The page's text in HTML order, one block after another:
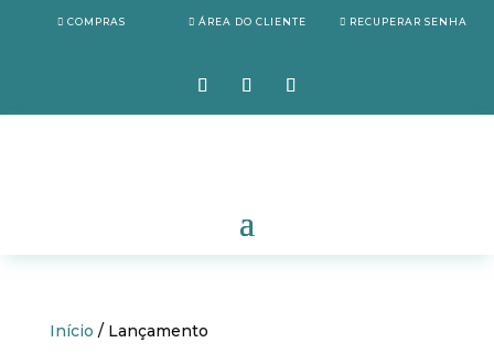
COMPRAS ÁREA DO CLIENTE RECUPERAR SENHA
Início / Lançamento